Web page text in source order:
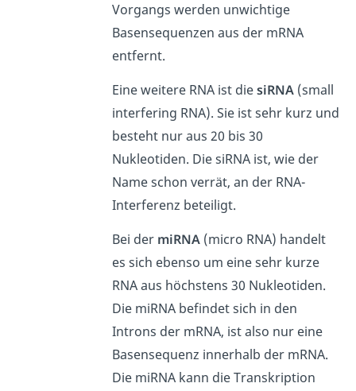
Vorgangs werden unwichtige
Basensequenzen aus der mRNA
entfernt.
Eine weitere RNA ist diesiRNA (small
interfering RNA). Sie ist sehr kurz und
besteht nur aus 20 bis 30
Nukleotiden. Die siRNA ist, wie der
Name schon verrät, an der RNA-
Interferenz beteiligt.
Bei der miRNA (micro RNA) handelt
es sich ebenso um eine sehr kurze
RNA aus höchstens 30 Nukleotiden.
Die miRNA befindet sich in den
Introns der mRNA, ist also nur eine
Basensequenz innerhalb der mRNA.
Die miRNA kann die Transkription